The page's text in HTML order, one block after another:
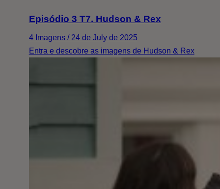
Episódio 3 T7. Hudson & Rex
4 Imagens / 24 de July de 2025
Entra e descobre as imagens de Hudson & Rex